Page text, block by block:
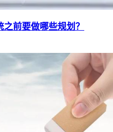
前要做哪些规划？